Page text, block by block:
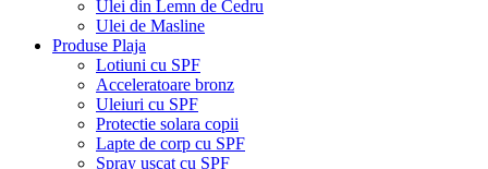
Ulei din Lemn de Cedru
Ulei de Masline
Produse Plaja
Lotiuni cu SPF
Acceleratoare bronz
Uleiuri cu SPF
Protectie solara copii
Lapte de corp cu SPF
Spray uscat cu SPF